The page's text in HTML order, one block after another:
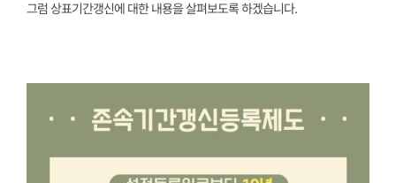
그럼 상표기간갱신에 대한 내용을 살펴보도록 하겠습니다.